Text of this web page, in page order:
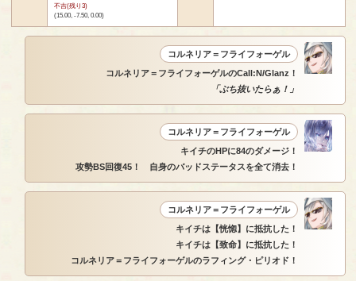
不吉(残り3)
(15.00, -7.50, 0.00)
コルネリア＝フライフォーゲル
コルネリア＝フライフォーゲルのCall:N/Glanz！
「ぶち抜いたらぁ！」
コルネリア＝フライフォーゲル
キイチのHPに84のダメージ！
攻勢BS回復45！ 自身のバッドステータスを全て消去！
コルネリア＝フライフォーゲル
キイチは【恍惚】に抵抗した！
キイチは【致命】に抵抗した！
コルネリア＝フライフォーゲルのラフィング・ピリオド！